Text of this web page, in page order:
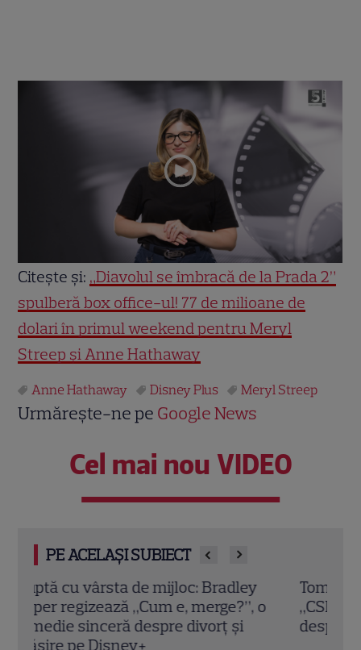
Citește și: „Diavolul se îmbracă de la Prada 2”
spulberă box office-ul! 77 de milioane de
dolari în primul weekend pentru Meryl
Streep și Anne Hathaway
Anne Hathaway Disney Plus Meryl Streep
Urmărește-ne pe Google News
Cel mai nou VIDEO
PE ACELAȘI SUBIECT
Tom Hiddleston face o investigație de tip
„CSI” în cenușa de la Pompei! Detalii
despre noul documentar Disney+